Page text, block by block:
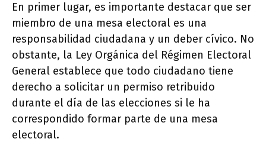
En primer lugar, es importante destacar que ser
miembro de una mesa electoral es una
responsabilidad ciudadana y un deber cívico. No
obstante, la Ley Orgánica del Régimen Electoral
General establece que todo ciudadano tiene
derecho a solicitar un permiso retribuido
durante el día de las elecciones si le ha
correspondido formar parte de una mesa
electoral.